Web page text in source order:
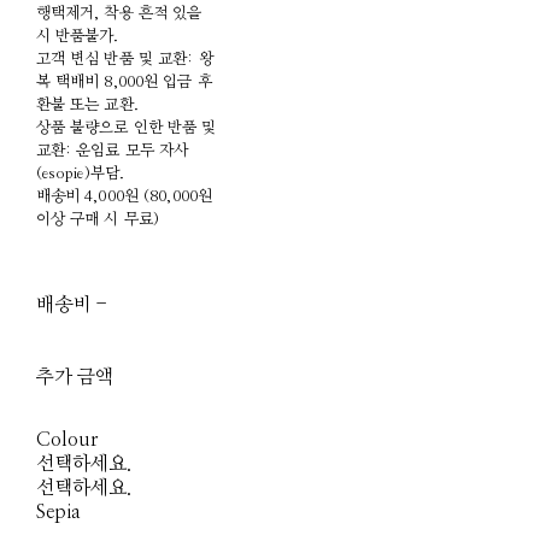
행택제거, 착용 흔적 있을
시 반품불가.
고객 변심 반품 및 교환: 왕
복 택배비 8,000원 입금 후
환불 또는 교환.
상품 불량으로 인한 반품 및
교환: 운임료 모두 자사
(esopie)부담.
배송비 4,000원 (80,000원
이상 구매 시 무료)
배송비 -
추가 금액
Colour
선택하세요.
선택하세요.
Sepia